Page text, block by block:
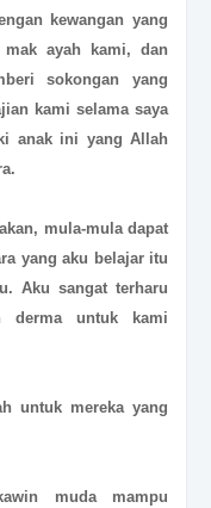
kewangan yang
ayah kami, dan
sokongan yang
kami selama saya
anak ini yang Allah
mula-mula dapat
yang aku belajar itu
Aku sangat terharu
derma untuk kami
untuk mereka yang
muda mampu